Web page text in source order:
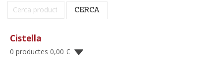
Cerca: CERCA
Cistella
0 productes 0,00 €